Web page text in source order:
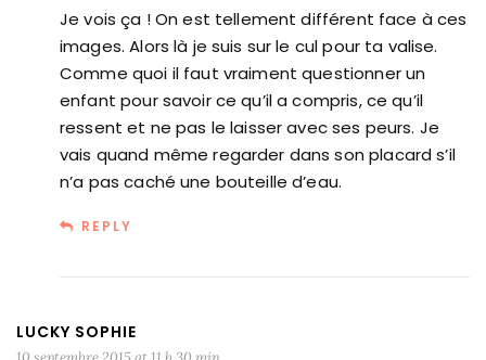
Je vois ça ! On est tellement différent face à ces
images. Alors là je suis sur le cul pour ta valise.
Comme quoi il faut vraiment questionner un
enfant pour savoir ce qu’il a compris, ce qu’il
ressent et ne pas le laisser avec ses peurs. Je
vais quand même regarder dans son placard s’il
n’a pas caché une bouteille d’eau.
REPLY
LUCKY SOPHIE